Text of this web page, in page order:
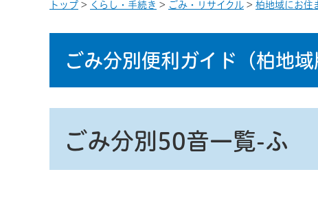
トップ > くらし・手続き > ごみ・リサイクル > 柏地域にお住
ごみ分別便利ガイド （柏地域
ごみ分別50音一覧-ふ